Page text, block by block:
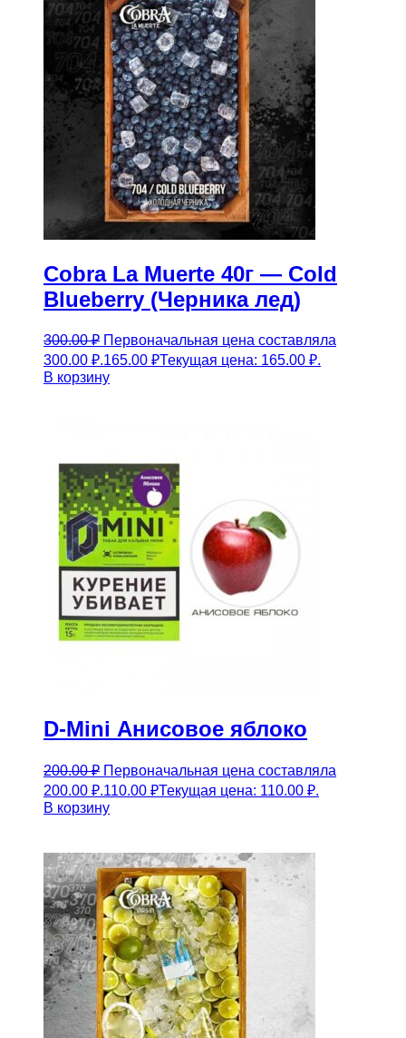
Cobra La Muerte 40г — Cold
Blueberry (Черника лед)
300.00₽ Первоначальная цена составляла
300.00 ₽.165.00 ₽Текущая цена: 165.00 ₽.
В корзину
D-Mini Анисовое яблоко
200.00₽ Первоначальная цена составляла
200.00 ₽.110.00 ₽Текущая цена: 110.00 ₽.
В корзину